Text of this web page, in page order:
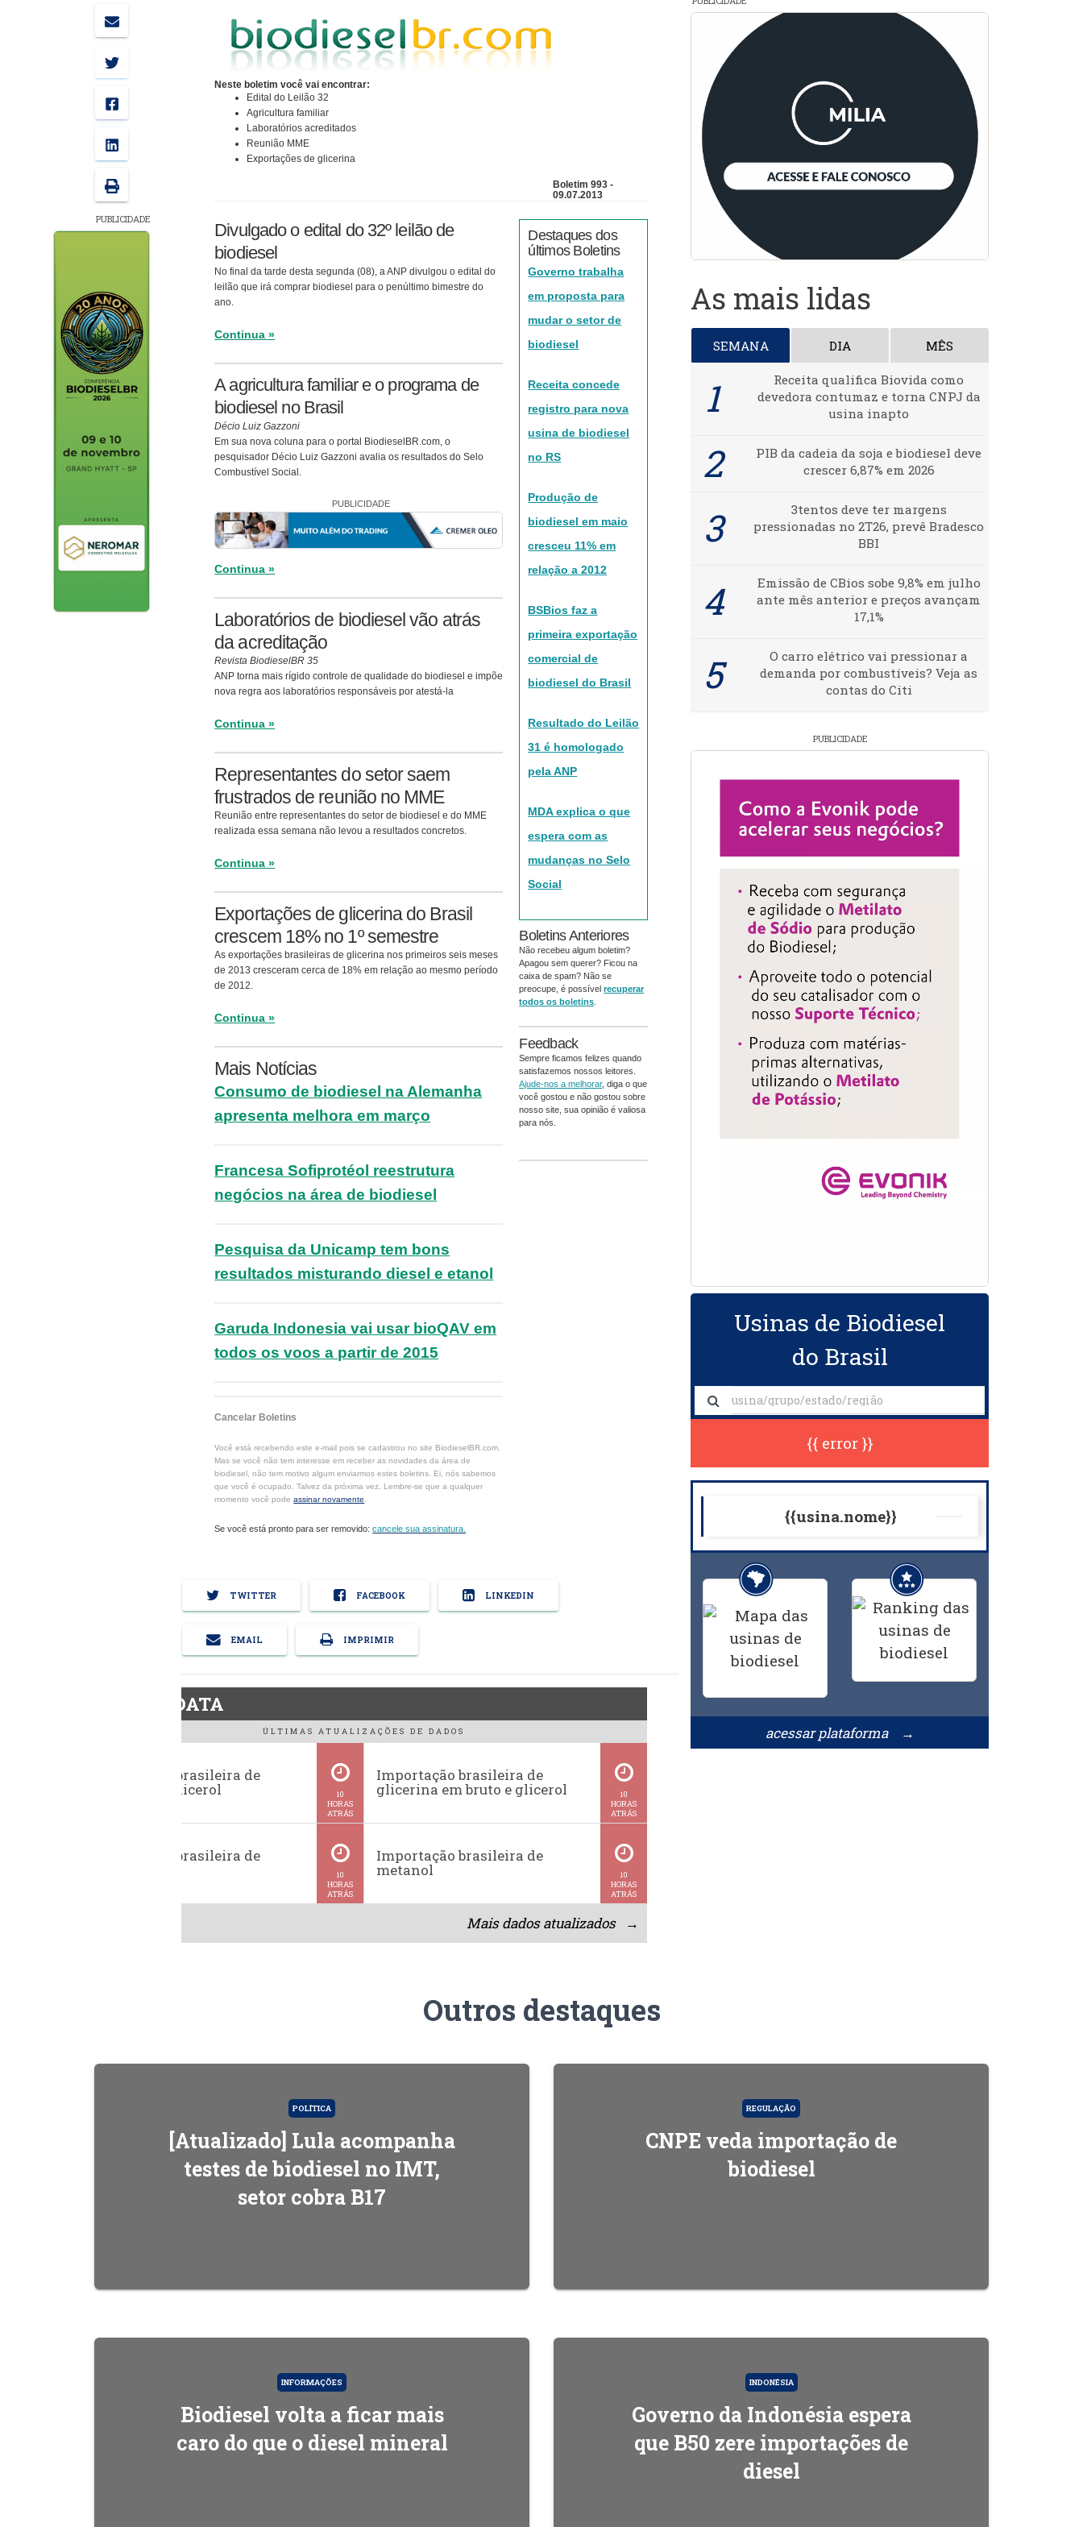
PUBLICIDADE
Neste boletim você vai encontrar:
Edital do Leilão 32
Agricultura familiar
Laboratórios acreditados
Reunião MME
Exportações de glicerina
Boletim 993 -
09.07.2013
Divulgado o edital do 32º leilão de
biodiesel
No final da tarde desta segunda (08), a ANP divulgou o edital do
leilão que irá comprar biodiesel para o penúltimo bimestre do
ano.
Continua »
A agricultura familiar e o programa de
biodiesel no Brasil
Décio Luiz Gazzoni
Em sua nova coluna para o portal BiodieselBR.com, o
pesquisador Décio Luiz Gazzoni avalia os resultados do Selo
Combustível Social.
PUBLICIDADE
Continua »
Laboratórios de biodiesel vão atrás
da acreditação
Revista BiodieselBR 35
ANP torna mais rígido controle de qualidade do biodiesel e impõe
nova regra aos laboratórios responsáveis por atestá-la
Continua »
Representantes do setor saem
frustrados de reunião no MME
Reunião entre representantes do setor de biodiesel e do MME
realizada essa semana não levou a resultados concretos.
Continua »
Exportações de glicerina do Brasil
crescem 18% no 1º semestre
As exportações brasileiras de glicerina nos primeiros seis meses
de 2013 cresceram cerca de 18% em relação ao mesmo período
de 2012.
Continua »
Mais Notícias
Consumo de biodiesel na Alemanha
apresenta melhora em março
Francesa Sofiprotéol reestrutura
negócios na área de biodiesel
Pesquisa da Unicamp tem bons
resultados misturando diesel e etanol
Garuda Indonesia vai usar bioQAV em
todos os voos a partir de 2015
Cancelar Boletins
Você está recebendo este e-mail pois se cadastrou no site BiodieselBR.com.
Mas se você não tem interesse em receber as novidades da área de
biodiesel, não tem motivo algum enviarmos estes boletins. Ei, nós sabemos
que você é ocupado. Talvez da próxima vez. Lembre-se que a qualquer
momento você podeassinar novamente
Se você está pronto para ser removido:cancele sua assinatura.
Destaques dos
últimos Boletins
Governo trabalha
em proposta para
mudar o setor de
biodiesel
Receita concede
registro para nova
usina de biodiesel
no RS
Produção de
biodiesel em maio
cresceu 11% em
relação a 2012
BSBios faz a
primeira exportação
comercial de
biodiesel do Brasil
Resultado do Leilão
31 é homologado
pela ANP
MDA explica o que
espera com as
mudanças no Selo
Social
Boletins Anteriores
Não recebeu algum boletim?
Apagou sem querer? Ficou na
caixa de spam? Não se
preocupe, é possívelrecuperar
todos os boletins
Feedback
Sempre ficamos felizes quando
satisfazemos nossos leitores.
Ajude-nos a melhorar, diga o que
você gostou e não gostou sobre
nosso site, sua opinião é valiosa
para nós.
TWITTER FACEBOOK LINKEDIN
EMAIL IMPRIMIR
BiodieselDATA
ÚLTIMAS ATUALIZAÇÕES DE DADOS
Exportação brasileira de
glicerina e glicerol
10
HORAS
ATRÁS
Importação brasileira de
glicerina em bruto e glicerol
10
HORAS
ATRÁS
Exportação brasileira de
10
HORAS
ATRÁS
Importação brasileira de
metanol
10
HORAS
ATRÁS
Mais dados atualizados →
As mais lidas
SEMANA DIA MÊS
Receita qualifica Biovida como
devedora contumaz e torna CNPJ da
usina inapto
PIB da cadeia da soja e biodiesel deve
crescer 6,87% em 2026
3tentos deve ter margens
pressionadas no 2T26, prevê Bradesco
BBI
Emissão de CBios sobe 9,8% em julho
ante mês anterior e preços avançam
17,1%
O carro elétrico vai pressionar a
demanda por combustíveis? Veja as
contas do Citi
PUBLICIDADE
Usinas de Biodiesel
do Brasil
{{ error }}
{{usina.nome}}
acessar plataforma →
Outros destaques
POLÍTICA
[Atualizado] Lula acompanha
testes de biodiesel no IMT,
setor cobra B17
REGULAÇÃO
CNPE veda importação de
biodiesel
INFORMAÇÕES
Biodiesel volta a ficar mais
caro do que o diesel mineral
INDONÉSIA
Governo da Indonésia espera
que B50 zere importações de
diesel